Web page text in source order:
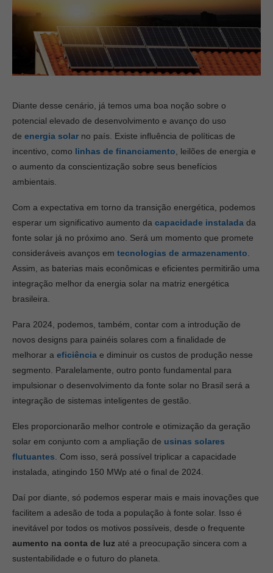
Diante desse cenário, já temos uma boa noção sobre o
potencial elevado de desenvolvimento e avanço do uso
de energia solar no país. Existe influência de políticas de
incentivo, como linhas de financiamento , leilões de energia e
o aumento da conscientização sobre seus benefícios
ambientais.
Com a expectativa em torno da transição energética, podemos
esperar um significativo aumento da capacidade instalada da
fonte solar já no próximo ano. Será um momento que promete
consideráveis avanços em tecnologias de armazenamento
Assim, as baterias mais econômicas e eficientes permitirão uma
integração melhor da energia solar na matriz energética
brasileira.
Para 2024, podemos, também, contar com a introdução de
novos designs para painéis solares com a finalidade de
melhorar a eficiência e diminuir os custos de produção nesse
segmento. Paralelamente, outro ponto fundamental para
impulsionar o desenvolvimento da fonte solar no Brasil será a
integração de sistemas inteligentes de gestão.
Eles proporcionarão melhor controle e otimização da geração
solar em conjunto com a ampliação de usinas solares
flutuantes . Com isso, será possível triplicar a capacidade
instalada, atingindo 150 MWp até o final de 2024.
Daí por diante, só podemos esperar mais e mais inovações que
facilitem a adesão de toda a população à fonte solar. Isso é
inevitável por todos os motivos possíveis, desde o frequente
aumento na conta de luz até a preocupação sincera com a
sustentabilidade e o futuro do planeta.